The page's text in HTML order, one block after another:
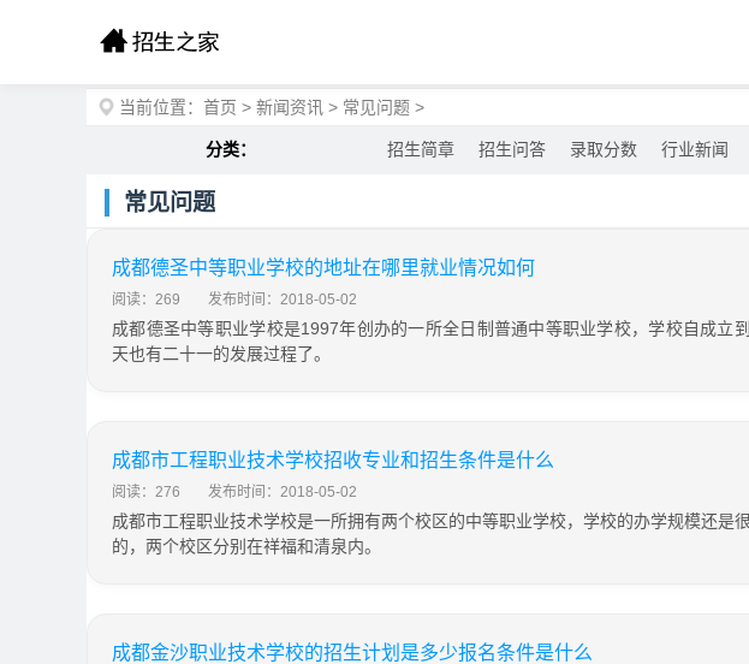
当前位置： 首页 > 新闻资讯 > 常见问题 >
分类： 招生简章 招生问答 录取分数 行业新闻
常见问题
成都德圣中等职业学校的地址在哪里就业情况如何
阅读：269 发布时间：2018-05-02
成都德圣中等职业学校是1997年创办的一所全日制普通中等职业学校，学校自成立
天也有二十一的发展过程了。
成都市工程职业技术学校招收专业和招生条件是什么
阅读：276 发布时间：2018-05-02
成都市工程职业技术学校是一所拥有两个校区的中等职业学校，学校的办学规模还是
的，两个校区分别在祥福和清泉内。
成都金沙职业技术学校的招生计划是多少报名条件是什么